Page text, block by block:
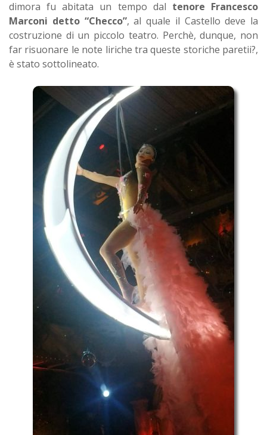
dimora fu abitata un tempo dal tenore Francesco
Marconi detto “Checco”, al quale il Castello deve la
costruzione di un piccolo teatro. Perchè, dunque, non
far risuonare le note liriche tra queste storiche paretii?,
è stato sottolineato.